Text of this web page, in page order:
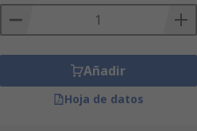
Añadir
Hoja de datos